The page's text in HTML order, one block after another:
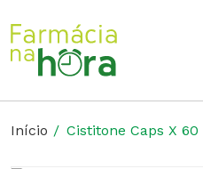
Início Cistitone Caps X 60